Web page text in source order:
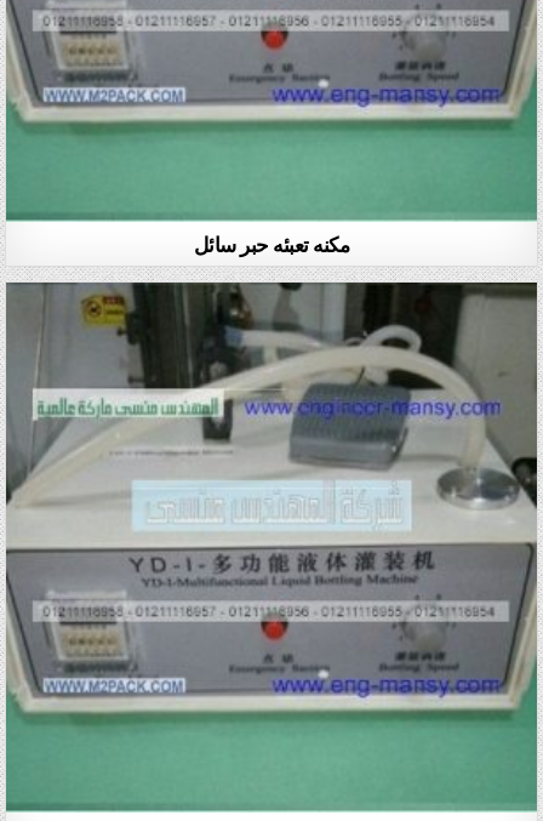
مكنه تعبئه حبر سائل